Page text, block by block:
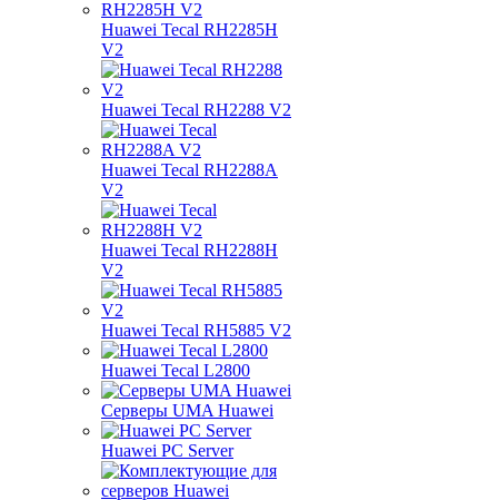
Huawei Tecal RH2285H
V2
Huawei Tecal RH2288 V2
Huawei Tecal RH2288A
V2
Huawei Tecal RH2288H
V2
Huawei Tecal RH5885 V2
Huawei Tecal L2800
Серверы UMA Huawei
Huawei PC Server